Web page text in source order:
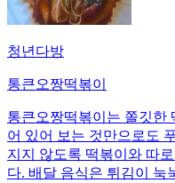
청년다방
통큰오짱떡볶이
통큰오짱떡볶이는 쫄깃한
어 있어 보는 것만으로도
지지 않도록 떡볶이와 따
다. 배달 음식은 튀김이 눅